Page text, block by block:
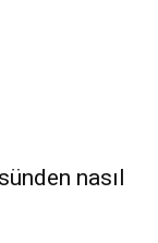
nasıl